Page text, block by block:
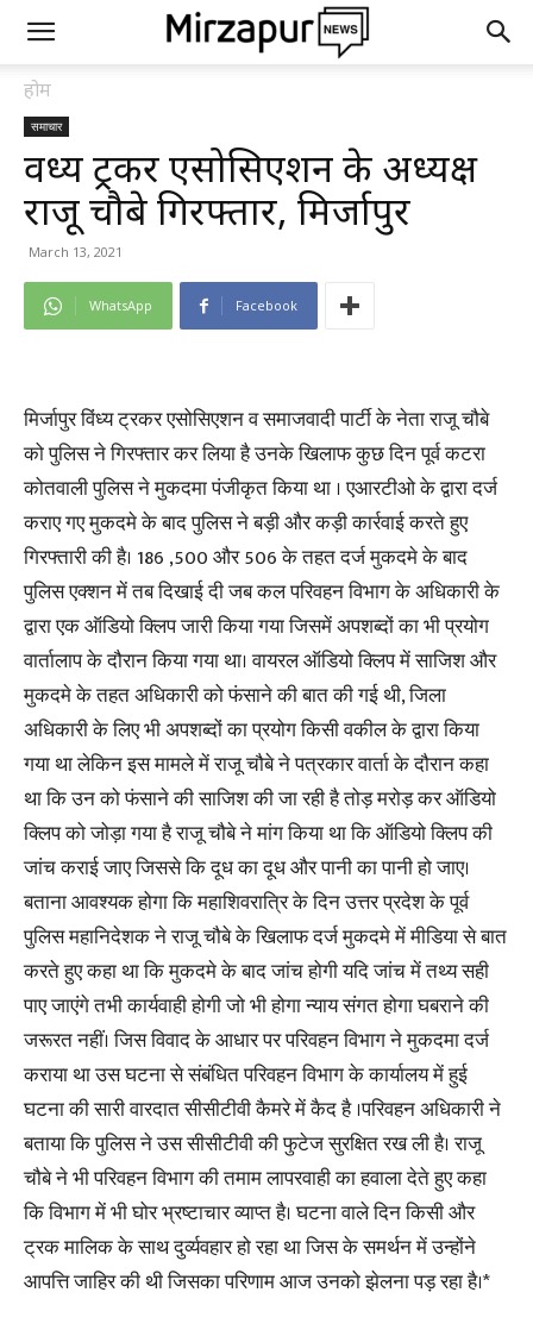
होम
समाचार
विंध्य ट्रकर एसोसिएशन के अध्यक्ष
राजू चौबे गिरफ्तार, मिर्जापुर
March 13, 2021
WhatsApp Facebook
मिर्जापुर विंध्य ट्रकर एसोसिएशन व समाजवादी पार्टी के नेता राजू चौबे
को पुलिस ने गिरफ्तार कर लिया है उनके खिलाफ कुछ दिन पूर्व कटरा
कोतवाली पुलिस ने मुकदमा पंजीकृत किया था । एआरटीओ के द्वारा दर्ज
कराए गए मुकदमे के बाद पुलिस ने बड़ी और कड़ी कार्रवाई करते हुए
गिरफ्तारी की है। 186 ,500 और 506 के तहत दर्ज मुकदमे के बाद
पुलिस एक्शन में तब दिखाई दी जब कल परिवहन विभाग के अधिकारी के
द्वारा एक ऑडियो क्लिप जारी किया गया जिसमें अपशब्दों का भी प्रयोग
वार्तालाप के दौरान किया गया था। वायरल ऑडियो क्लिप में साजिश और
मुकदमे के तहत अधिकारी को फंसाने की बात की गई थी, जिला
अधिकारी के लिए भी अपशब्दों का प्रयोग किसी वकील के द्वारा किया
गया था लेकिन इस मामले में राजू चौबे ने पत्रकार वार्ता के दौरान कहा
था कि उन को फंसाने की साजिश की जा रही है तोड़ मरोड़ कर ऑडियो
क्लिप को जोड़ा गया है राजू चौबे ने मांग किया था कि ऑडियो क्लिप की
जांच कराई जाए जिससे कि दूध का दूध और पानी का पानी हो जाए।
बताना आवश्यक होगा कि महाशिवरात्रि के दिन उत्तर प्रदेश के पूर्व
पुलिस महानिदेशक ने राजू चौबे के खिलाफ दर्ज मुकदमे में मीडिया से बात
करते हुए कहा था कि मुकदमे के बाद जांच होगी यदि जांच में तथ्य सही
पाए जाएंगे तभी कार्यवाही होगी जो भी होगा न्याय संगत होगा घबराने की
जरूरत नहीं। जिस विवाद के आधार पर परिवहन विभाग ने मुकदमा दर्ज
कराया था उस घटना से संबंधित परिवहन विभाग के कार्यालय में हुई
घटना की सारी वारदात सीसीटीवी कैमरे में कैद है ।परिवहन अधिकारी ने
बताया कि पुलिस ने उस सीसीटीवी की फुटेज सुरक्षित रख ली है। राजू
चौबे ने भी परिवहन विभाग की तमाम लापरवाही का हवाला देते हुए कहा
कि विभाग में भी घोर भ्रष्टाचार व्याप्त है। घटना वाले दिन किसी और
ट्रक मालिक के साथ दुर्व्यवहार हो रहा था जिस के समर्थन में उन्होंने
आपत्ति जाहिर की थी जिसका परिणाम आज उनको झेलना पड़ रहा है।*